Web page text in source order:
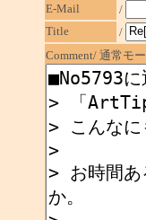
E-Mail
/
Title
/
Comment/ 通常モ